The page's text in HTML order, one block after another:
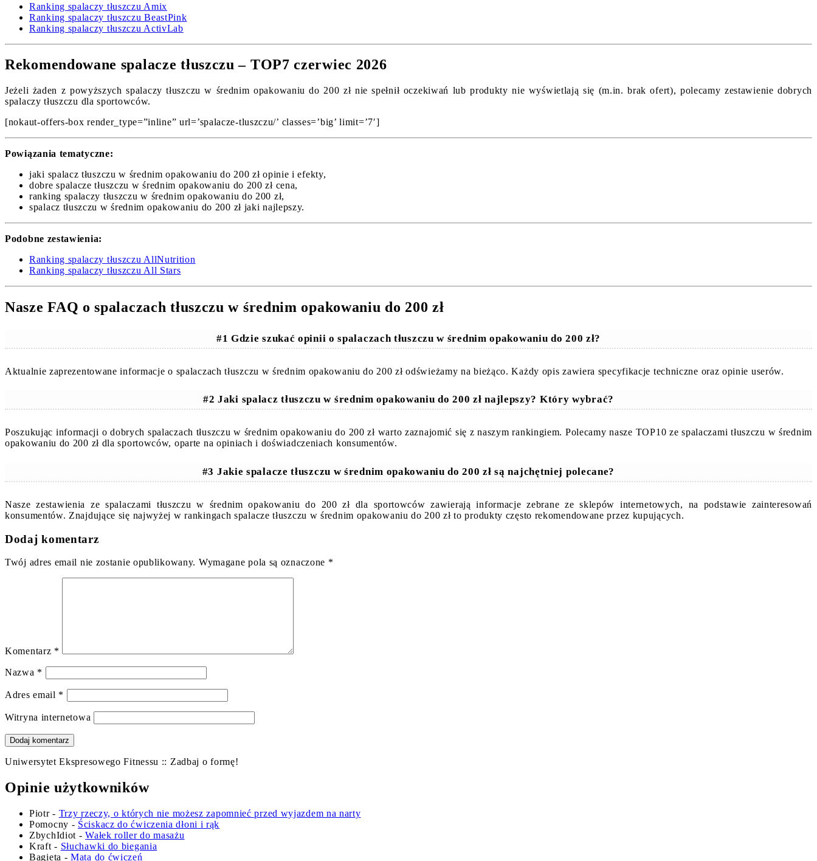
Ranking spalaczy tłuszczu Amix
Ranking spalaczy tłuszczu BeastPink
Ranking spalaczy tłuszczu ActivLab
Rekomendowane spalacze tłuszczu – TOP7 czerwiec 2026
Jeżeli żaden z powyższych spalaczy tłuszczu w średnim opakowaniu do 200 zł nie spełnił oczekiwań lub produkty nie wyświetlają się (m.in. brak ofert), polecamy zestawienie dobrych
spalaczy tłuszczu dla sportowców.
[nokaut-offers-box render_type=”inline” url=’spalacze-tluszczu/’ classes=’big’ limit=’7′]
Powiązania tematyczne:
jaki spalacz tłuszczu w średnim opakowaniu do 200 zł opinie i efekty,
dobre spalacze tłuszczu w średnim opakowaniu do 200 zł cena,
ranking spalaczy tłuszczu w średnim opakowaniu do 200 zł,
spalacz tłuszczu w średnim opakowaniu do 200 zł jaki najlepszy.
Podobne zestawienia:
Ranking spalaczy tłuszczu AllNutrition
Ranking spalaczy tłuszczu All Stars
Nasze FAQ o spalaczach tłuszczu w średnim opakowaniu do 200 zł
#1 Gdzie szukać opinii o spalaczach tłuszczu w średnim opakowaniu do 200 zł?
Aktualnie zaprezentowane informacje o spalaczach tłuszczu w średnim opakowaniu do 200 zł odświeżamy na bieżąco. Każdy opis zawiera specyfikacje techniczne oraz opinie userów.
#2 Jaki spalacz tłuszczu w średnim opakowaniu do 200 zł najlepszy? Który wybrać?
Poszukując informacji o dobrych spalaczach tłuszczu w średnim opakowaniu do 200 zł warto zaznajomić się z naszym rankingiem. Polecamy nasze TOP10 ze spalaczami tłuszczu w średnim
opakowaniu do 200 zł dla sportowców, oparte na opiniach i doświadczeniach konsumentów.
#3 Jakie spalacze tłuszczu w średnim opakowaniu do 200 zł są najchętniej polecane?
Nasze zestawienia ze spalaczami tłuszczu w średnim opakowaniu do 200 zł dla sportowców zawierają informacje zebrane ze sklepów internetowych, na podstawie zainteresowań
konsumentów. Znajdujące się najwyżej w rankingach spalacze tłuszczu w średnim opakowaniu do 200 zł to produkty często rekomendowane przez kupujących.
Dodaj komentarz
Twój adres email nie zostanie opublikowany. Wymagane pola są oznaczone *
Komentarz *
Nazwa *
Adres email *
Witryna internetowa
Uniwersytet Ekspresowego Fitnessu :: Zadbaj o formę!
Opinie użytkowników
Piotr- Trzy rzeczy, o których nie możesz zapomnieć przed wyjazdem na narty
Pomocny - Ściskacz do ćwiczenia dłoni i rąk
ZbychIdiot -Wałek roller do masażu
Kraft - Słuchawki do biegania
Bagieta -Mata do ćwiczeń